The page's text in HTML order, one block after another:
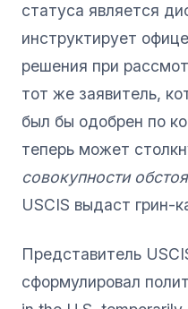
статуса является
инструктирует
решения при
тот же заявитель,
был бы одобрен по
теперь может
совокупности
USCIS выдаст грин-
Представитель
сформулировал